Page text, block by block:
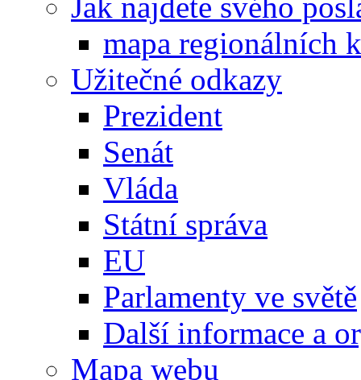
mapa regionálních
Užitečné odkazy
Prezident
Senát
Vláda
Státní správa
EU
Parlamenty ve světě
Další informace a
Mapa webu